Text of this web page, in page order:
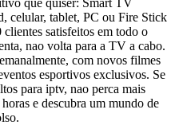
celular, tablet, PC ou Fire Stick
satisfeitos em todo o
nao volta para a TV a cabo.
com novos filmes
esportivos exclusivos. Se
para iptv, nao perca mais
e descubra um mundo de